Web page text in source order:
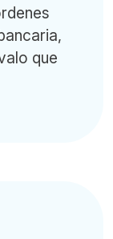
que